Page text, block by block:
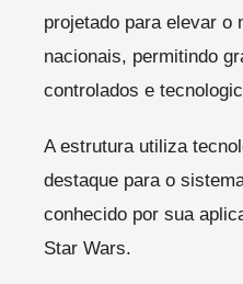
projetado para elevar o
nacionais, permitindo
controlados e
A estrutura utiliza
destaque para o
conhecido por sua
Star Wars.